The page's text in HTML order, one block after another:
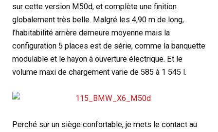
sur cette version M50d, et complète une finition
globalement très belle. Malgré les 4,90 m de long,
l’habitabilité arrière demeure moyenne mais la
configuration 5 places est de série, comme la banquette
modulable et le hayon à ouverture électrique. Et le
volume maxi de chargement varie de 585 à 1 545 l.
Perché sur un siège confortable, je mets le contact au